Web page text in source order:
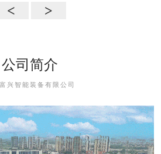
< >
公司简介
兴智能装备有限公司